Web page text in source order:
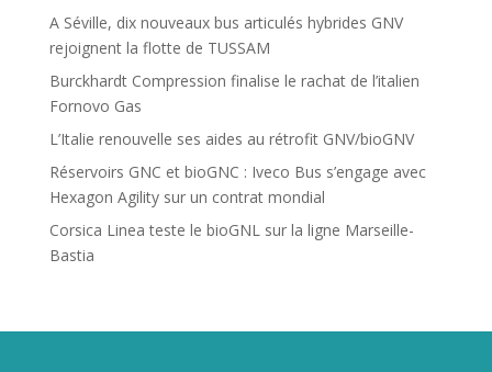
A Séville, dix nouveaux bus articulés hybrides GNV
rejoignent la flotte de TUSSAM
Burckhardt Compression finalise le rachat de l’italien
Fornovo Gas
L’Italie renouvelle ses aides au rétrofit GNV/bioGNV
Réservoirs GNC et bioGNC : Iveco Bus s’engage avec
Hexagon Agility sur un contrat mondial
Corsica Linea teste le bioGNL sur la ligne Marseille-
Bastia